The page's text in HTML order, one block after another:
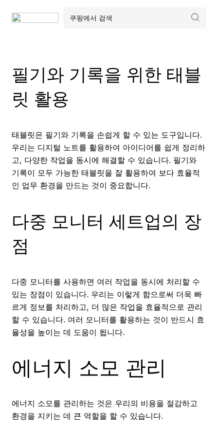
필기와 기록을 위한 태블
릿 활용
태블릿은 필기와 기록을 손쉽게 할 수 있는 도구입니다.
우리는 디지털 노트를 활용하여 아이디어를 쉽게 정리하
고, 다양한 작업을 동시에 해결할 수 있습니다. 필기와
기록이 모두 가능한 태블릿을 잘 활용하여 보다 효율적
인 업무 환경을 만드는 것이 중요합니다.
다중 모니터 세트업의 장
점
다중 모니터를 사용하면 여러 작업을 동시에 처리할 수
있는 장점이 있습니다. 우리는 이렇게 함으로써 더욱 빠
르게 정보를 처리하고, 더 많은 작업을 효율적으로 관리
할 수 있습니다. 여러 모니터를 활용하는 것이 반드시 효
율성을 높이는 데 도움이 됩니다.
에너지 소모 관리
에너지 소모를 관리하는 것은 우리의 비용을 절감하고
환경을 지키는 데 큰 역할을 할 수 있습니다.